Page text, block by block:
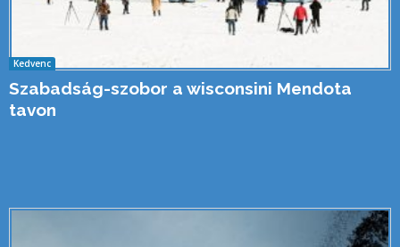
Kedvenc
Szabadság-szobor a wisconsini Mendota
tavon